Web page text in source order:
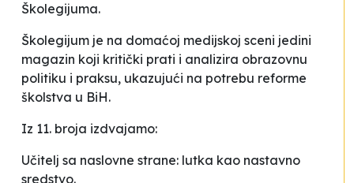
Školegijuma.
Školegijum je na domaćoj medijskoj sceni jedini
magazin koji kritički prati i analizira obrazovnu
politiku i praksu, ukazujući na potrebu reforme
školstva u BiH.
Iz 11. broja izdvajamo:
Učitelj sa naslovne strane: lutka kao nastavno
sredstvo.